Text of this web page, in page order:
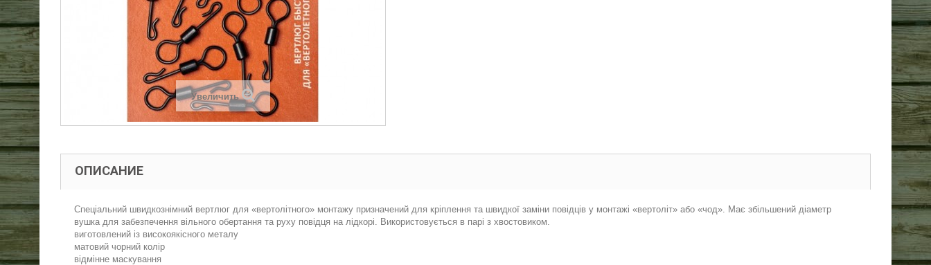
Увеличить
ОПИСАНИЕ
Спеціальний швидкознімний вертлюг для «вертолітного» монтажу призначений для кріплення та швидкої заміни повідців у монтажі «вертоліт» або «чод». Має збільшений діаметр
вушка для забезпечення вільного обертання та руху повідця на лідкорі. Використовується в парі з хвостовиком.
виготовлений із високоякісного металу
матовий чорний колір
відмінне маскування